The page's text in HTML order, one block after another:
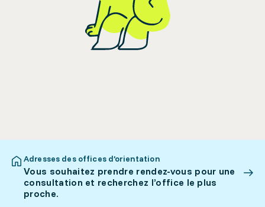
Adresses des offices d’orientation
Vous souhaitez prendre rendez-vous pour une
consultation et recherchez l’office le plus
proche.